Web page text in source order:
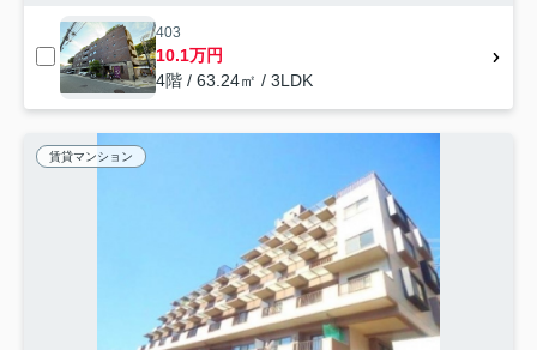
403
10.1万円
4階 / 63.24㎡ / 3LDK
賃貸マンション